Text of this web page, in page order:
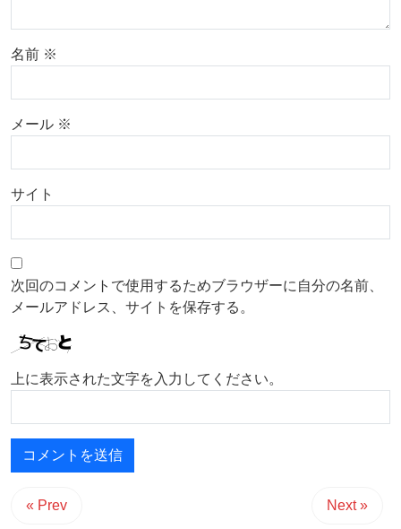
名前 ※
メール ※
サイト
次回のコメントで使用するためブラウザーに自分の名前、
メールアドレス、サイトを保存する。
上に表示された文字を入力してください。
« Prev Next »